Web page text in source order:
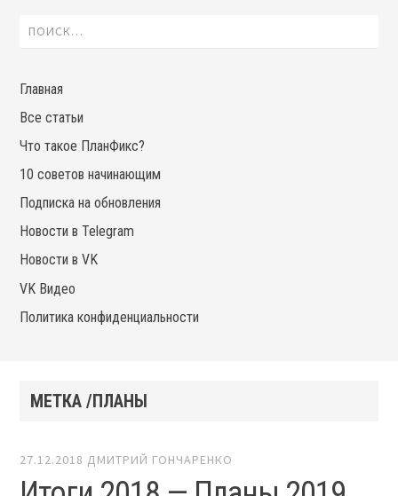
Найти:
Главная
Все статьи
Что такое ПланФикс?
10 советов начинающим
Подписка на обновления
Новости в Telegram
Новости в VK
VK Видео
Политика конфиденциальности
МЕТКА /ПЛАНЫ
27.12.2018 ДМИТРИЙ ГОНЧАРЕНКО